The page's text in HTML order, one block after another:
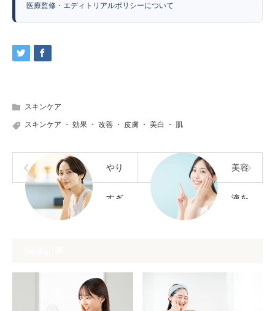
医療監修・エディトリアルポリシーについて
スキンケア
スキンケア ・ 効果 ・ 改善 ・ 皮膚 ・ 美白 ・ 肌
やり
すぎ
の原
美容
液を